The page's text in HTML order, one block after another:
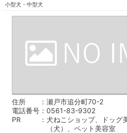
小型犬・中型犬
住所
瀬戸市追分町70-2
電話番号
0561-83-9302
PR
犬ねこショップ、ドッグ
（犬）、ペット美容室